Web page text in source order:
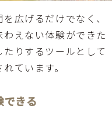
広げるだけでなく、
えない体験ができた
りするツールとして
ています。
できる